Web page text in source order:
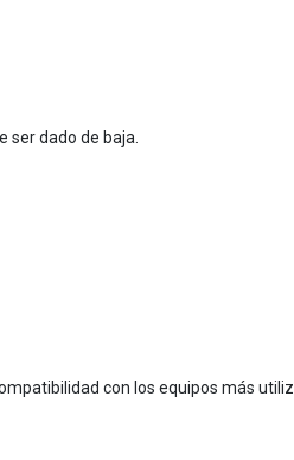
ser dado de baja.
con los equipos más